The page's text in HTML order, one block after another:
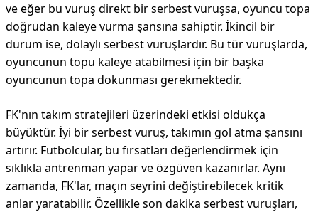
ve eğer bu vuruş direkt bir serbest vuruşsa, oyuncu topa
doğrudan kaleye vurma şansına sahiptir. İkincil bir
durum ise, dolaylı serbest vuruşlardır. Bu tür vuruşlarda,
oyuncunun topu kaleye atabilmesi için bir başka
oyuncunun topa dokunması gerekmektedir.
FK'nın takım stratejileri üzerindeki etkisi oldukça
büyüktür. İyi bir serbest vuruş, takımın gol atma şansını
artırır. Futbolcular, bu fırsatları değerlendirmek için
sıklıkla antrenman yapar ve özgüven kazanırlar. Aynı
zamanda, FK'lar, maçın seyrini değiştirebilecek kritik
anlar yaratabilir. Özellikle son dakika serbest vuruşları,